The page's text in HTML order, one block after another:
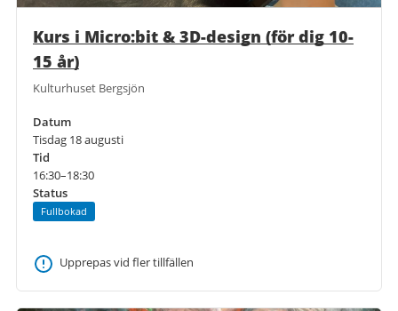
Kurs i Micro:bit & 3D-design (för dig 10-
15 år)
Kulturhuset Bergsjön
Datum
Tisdag 18 augusti
Tid
16:30–18:30
Status
Fullbokad
Upprepas vid fler tillfällen